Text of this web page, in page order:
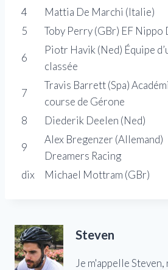
4 Mattia De Marchi (Italie)
5
Toby Perry (GBr) EF Nippo
6
Piotr Havik (Ned) Équipe
classée
7
Travis Barrett (Spa)
course de Gérone
8 Diederik Deelen (Ned)
9
Alex Bregenzer (Allemand)
Dreamers Racing
dix Michael Mottram (GBr)
Steven
Je m'appelle